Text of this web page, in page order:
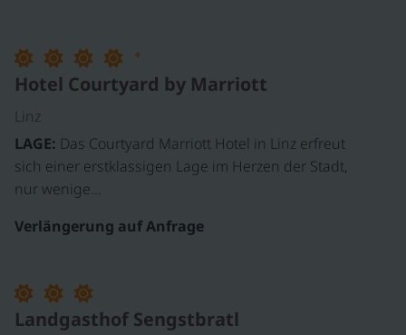
+
Hotel Courtyard by Marriott
Linz
LAGE: Das Courtyard Marriott Hotel in Linz erfreut
sich einer erstklassigen Lage im Herzen der Stadt,
nur wenige…
Verlängerung auf Anfrage
Landgasthof Sengstbratl